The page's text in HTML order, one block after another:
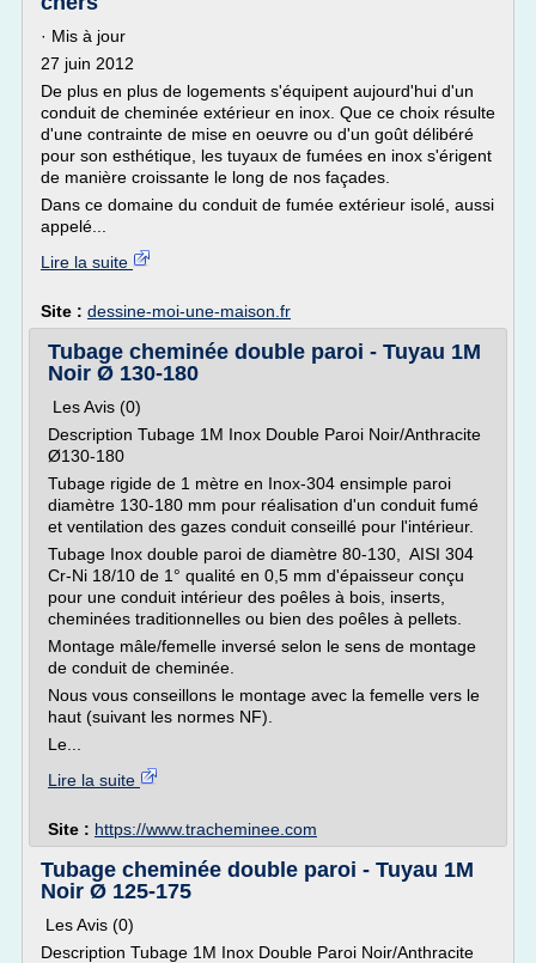
· Mis à jour
27 juin 2012
De plus en plus de logements s'équipent aujourd'hui d'un
conduit de cheminée extérieur en inox. Que ce choix résulte
d'une contrainte de mise en oeuvre ou d'un goût délibéré
pour son esthétique, les tuyaux de fumées en inox s'érigent
de manière croissante le long de nos façades.
Dans ce domaine du conduit de fumée extérieur isolé, aussi
appelé...
Lire la suite
Site : dessine-moi-une-maison.fr
Tubage cheminée double paroi - Tuyau 1M
Noir Ø 130-180
Les Avis (0)
Description Tubage 1M Inox Double Paroi Noir/Anthracite
Ø130-180
Tubage rigide de 1 mètre en Inox-304 ensimple paroi
diamètre 130-180 mm pour réalisation d'un conduit fumé
et ventilation des gazes conduit conseillé pour l'intérieur.
Tubage Inox double paroi de diamètre 80-130, AISI 304
Cr-Ni 18/10 de 1° qualité en 0,5 mm d'épaisseur conçu
pour une conduit intérieur des poêles à bois, inserts,
cheminées traditionnelles ou bien des poêles à pellets.
Montage mâle/femelle inversé selon le sens de montage
de conduit de cheminée.
Nous vous conseillons le montage avec la femelle vers le
haut (suivant les normes NF).
Le...
Lire la suite
Site : https://www.tracheminee.com
Tubage cheminée double paroi - Tuyau 1M
Noir Ø 125-175
Les Avis (0)
Description Tubage 1M Inox Double Paroi Noir/Anthracite